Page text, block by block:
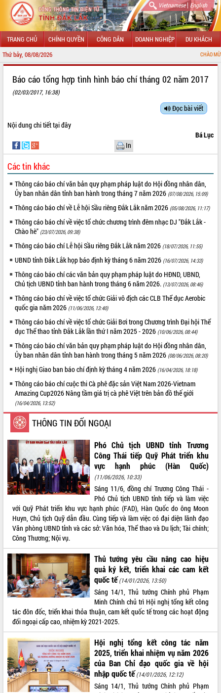
Vietnamese| English
TRANG CHỦ CHÍNH QUYỀN CÔNG DÂN DOANH NGHIỆP DU KHÁCH
Thứ bảy, 08/08/2026 CHÀO MỪNG
LÃNH ĐẠO UBND TỈNH
UBND CÁC XÃ, PHƯỜNG
THÔNG TIN CHỈ ĐẠO ĐIỀU HÀNH
HỆ THỐNG VĂN BẢN
ĐIỂM TIN VĂN BẢN
QUY HOẠCH - KẾ HOẠCH
VIDEO
Khám bệnh, cấp phát thuốc miễn phí
và tặng quà người dân xã Cư Pui
Hội nghị UBND tỉnh Đắk Lắk thường kỳ
tháng 7/2026
Lễ truy tặng danh hiệu “Bà Mẹ Việt
Nam Anh hùng” và trao Huân chương
Lao động
UBND tỉnh Đắk Lắk triển khai nhiệm
vụ 6 tháng cuối năm 2026
Kỳ họp thứ Hai, Hội đồng nhân dân
tỉnh khóa XI quyết nghị nhiều nội dung
quan trọng
Bí thư Tỉnh ủy Lương Nguyễn Minh
ALBUM ẢNH
Báo cáo tổng hợp tình hình báo chí tháng 02 năm 2017
(02/03/2017, 16:38)
Đọc bài viết
Nội dung chi tiếttại đây
Bá Lục
In
Các tin khác
Thông cáo báo chí văn bản quy phạm pháp luật do Hội đồng nhân dân,
Ủy ban nhân dân tỉnh ban hành trong tháng 7 năm 2026 (07/08/2026, 15:09)
Thông cáo báo chí về Lễ hội Sầu riêng Đắk Lắk năm 2026 (05/08/2026, 11:17)
Thông cáo báo chí về việc tổ chức chương trình đêm nhạc DJ "Đắk Lắk -
Chào hè" (23/07/2026, 09:38)
Thông cáo báo chí Lễ hội Sầu riêng Đắk Lắk năm 2026 (18/07/2026, 11:55)
UBND tỉnh Đắk Lắk họp báo định kỳ tháng 6 năm 2026 (16/07/2026, 14:33)
Thông cáo báo chí các văn bản quy phạm pháp luật do HĐND, UBND,
Chủ tịch UBND tỉnh ban hành trong tháng 6 năm 2026. (13/07/2026, 08:46)
Thông cáo báo chí về việc tổ chức Giải vô địch các CLB Thể dục Aerobic
quốc gia năm 2026 (11/06/2026, 13:40)
Thông cáo báo chí về việc tổ chức Giải Bơi trong Chương trình Đại hội Thể
dục Thể thao tỉnh Đắk Lắk lần thứ I năm 2025 - 2026 (10/06/2026, 08:44)
Thông cáo báo chí văn bản quy phạm pháp luật do Hội đồng nhân dân,
Ủy ban nhân dân tỉnh ban hành trong tháng 5 năm 2026 (08/06/2026, 08:20)
Hội nghị Giao ban báo chí định kỳ tháng 4 năm 2026 (16/04/2026, 18:18)
Thông cáo báo chí cuộc thi Cà phê đặc sản Việt Nam 2026-Vietnam
Amazing Cup2026 Nâng tầm giá trị cà phê Việt trên bản đồ thế giới
(16/04/2026, 13:52)
THÔNG TIN ĐỐI NGOẠI
Phó Chủ tịch UBND tỉnh Trương
Công Thái tiếp Quỹ Phát triển khu
vực hạnh phúc (Hàn Quốc)
(11/06/2026, 10:33)
Sáng 11/6, đồng chí Trương Công Thái -
Phó Chủ tịch UBND tỉnh tiếp và làm việc
với Quỹ Phát triển khu vực hạnh phúc (FAD), Hàn Quốc do ông Moon
Huyn, Chủ tịch Quỹ dẫn đầu. Cùng tiếp và làm việc có đại diện lãnh đạo
Văn phòng UBND tỉnh và các sở: Văn hóa, Thể thao và Du lịch; Tài chính;
Công Thương; Nội vụ.
Thủ tướng yêu cầu nâng cao hiệu
quả ký kết, triển khai các cam kết
quốc tế (14/01/2026, 13:50)
Sáng 14/1, Thủ tướng Chính phủ Phạm
Minh Chính chủ trì Hội nghị tổng kết công
tác đôn đốc, triển khai thỏa thuận, cam kết quốc tế trong các hoạt động
đối ngoại cấp cao, nhiệm kỳ 2021-2025.
Hội nghị tổng kết công tác năm
2025, triển khai nhiệm vụ năm 2026
của Ban Chỉ đạo quốc gia về hội
nhập quốc tế (14/01/2026, 12:12)
Sáng 14/1, Thủ tướng Chính phủ Phạm